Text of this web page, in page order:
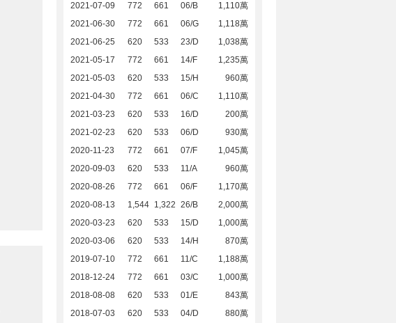
2021-07-09
772 661 06/B
1,110萬
2021-06-30
772 661 06/G
1,118萬
2021-06-25
620 533 23/D
1,038萬
2021-05-17
772 661 14/F
1,235萬
2021-05-03
620 533 15/H
960萬
2021-04-30
772 661 06/C
1,110萬
2021-03-23
620 533 16/D
200萬
2021-02-23
620 533 06/D
930萬
2020-11-23
772 661 07/F
1,045萬
2020-09-03
620 533 11/A
960萬
2020-08-26
772 661 06/F
1,170萬
2020-08-13
1,544 1,322 26/B
2,000萬
2020-03-23
620 533 15/D
1,000萬
2020-03-06
620 533 14/H
870萬
2019-07-10
772 661 11/C
1,188萬
2018-12-24
772 661 03/C
1,000萬
2018-08-08
620 533 01/E
843萬
2018-07-03
620 533 04/D
880萬